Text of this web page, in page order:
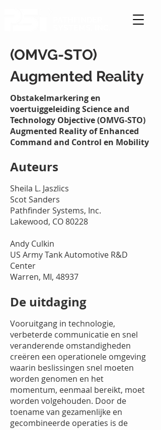
(OMVG-STO)
Augmented Reality
Obstakelmarkering en
voertuiggeleiding Science and
Technology Objective (OMVG-STO)
Augmented Reality of Enhanced
Command and Control en Mobility
Auteurs
Sheila L. Jaszlics
Scot Sanders
Pathfinder Systems, Inc.
Lakewood, CO 80228
Andy Culkin
US Army Tank Automotive R&D
Center
Warren, MI, 48937
De uitdaging
Vooruitgang in technologie,
verbeterde communicatie en snel
veranderende omstandigheden
creëren een operationele omgeving
waarin beslissingen snel moeten
worden genomen en het
momentum, eenmaal bereikt, moet
worden volgehouden. Door de
toename van gezamenlijke en
gecombineerde operaties is de